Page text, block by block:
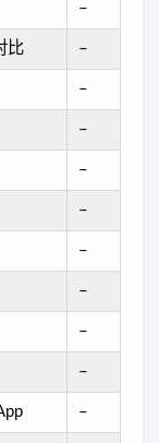
–
比 –
–
–
–
–
–
–
–
–
–